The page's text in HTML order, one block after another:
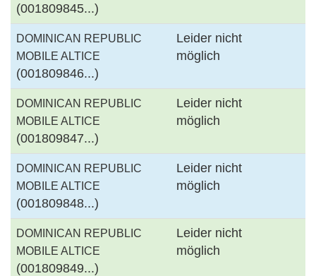
(001809845...)
DOMINICAN REPUBLIC
MOBILE ALTICE
(001809846...)
Leider nicht
möglich
DOMINICAN REPUBLIC
MOBILE ALTICE
(001809847...)
Leider nicht
möglich
DOMINICAN REPUBLIC
MOBILE ALTICE
(001809848...)
Leider nicht
möglich
DOMINICAN REPUBLIC
MOBILE ALTICE
(001809849...)
Leider nicht
möglich